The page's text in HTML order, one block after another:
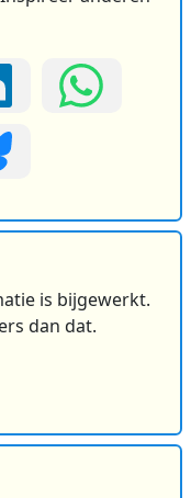
is bijgewerkt.
dan dat.